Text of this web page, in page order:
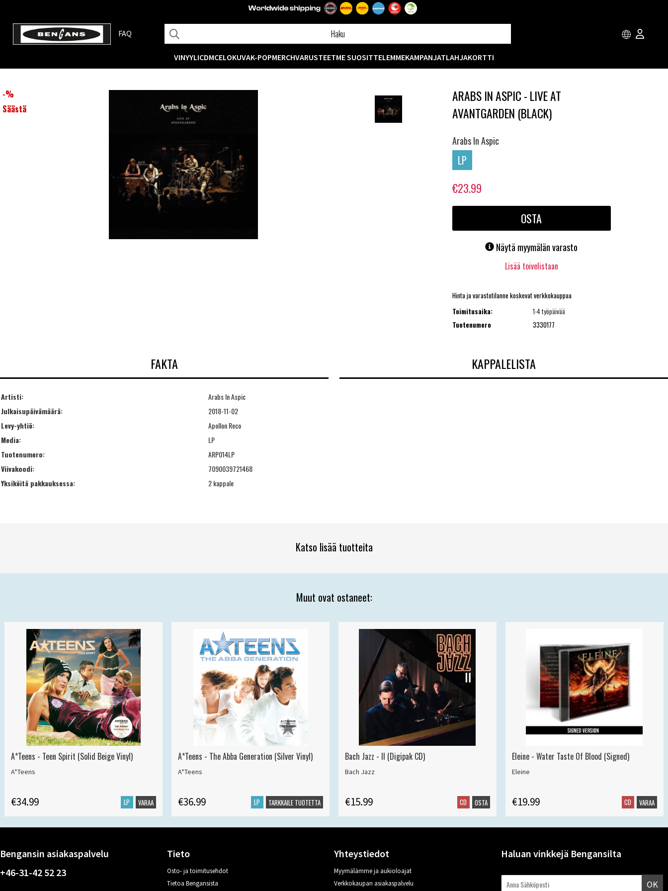
FAQ
VINYYLICDMCELOKUVAK-POPMERCHVARUSTEETME SUOSITTELEMMEKAMPANJATLAHJAKORTTI
-%
Säästä
ARABS IN ASPIC - LIVE AT
AVANTGARDEN (BLACK)
Arabs In Aspic
LP
€23.99
OSTA
Näytä myymälän varasto
Lisää toivelistaan
Hinta ja varastotilanne koskevat verkkokauppaa
Toimitusaika:
1-4 työpäivää
Tuotenumero
3330177
FAKTA
Artisti:
Arabs In Aspic
Julkaisupäivämäärä:
2018-11-02
Levy-yhtiö:
Apollon Reco
Media:
LP
Tuotenumero:
ARP014LP
Viivakoodi:
7090039721468
Yksiköitä pakkauksessa:
2 kappale
KAPPALELISTA
Katso lisää tuotteita
Muut ovat ostaneet:
A*Teens - Teen Spirit (Solid Beige Vinyl)
A*Teens
€34.99 LP VARAA
A*Teens - The Abba Generation (Silver Vinyl)
A*Teens
€36.99 LP TARKKAILE TUOTETTA
Bach Jazz - II (Digipak CD)
Bach Jazz
€15.99 CD OSTA
Eleine - Water Taste Of Blood (Signed)
Eleine
€19.99 CD VARAA
Bengansin asiakaspalvelu
+46-31-42 52 23
Tieto
Osto- ja toimitusehdot
Tietoa Bengansista
Yhteystiedot
Myymälämme ja aukioloajat
Verkkokaupan asiakaspalvelu
Haluan vinkkejä Bengansilta
OK